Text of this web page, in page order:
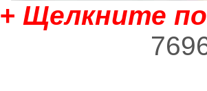
+ Щелкните